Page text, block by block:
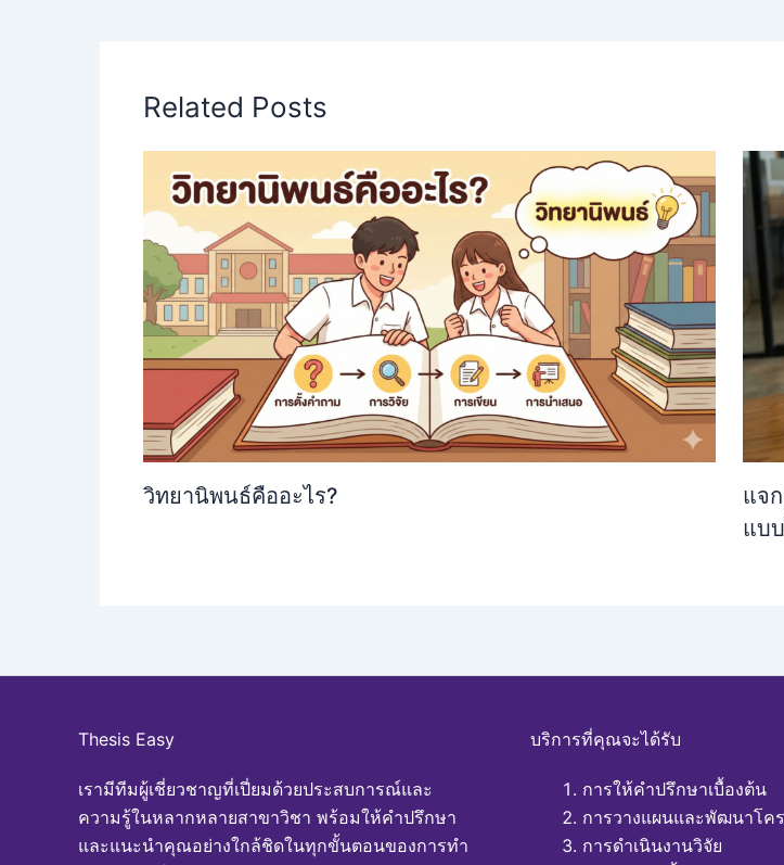
Related Posts
วิทยานิพนธ์คืออะไร?
แจ
แบ
Thesis Easy
เรามีทีมผู้เชี่ยวชาญที่เปี่ยมด้วยประสบการณ์และ
ความรู้ในหลากหลายสาขาวิชา พร้อมให้คำปรึกษา
และแนะนำคุณอย่างใกล้ชิดในทุกขั้นตอนของการทำ
บริการที่คุณจะได้รับ
การให้คำปรึกษาเบื้องต้น
การวางแผนและพัฒนาโคร
การดำเนินงานวิจัย